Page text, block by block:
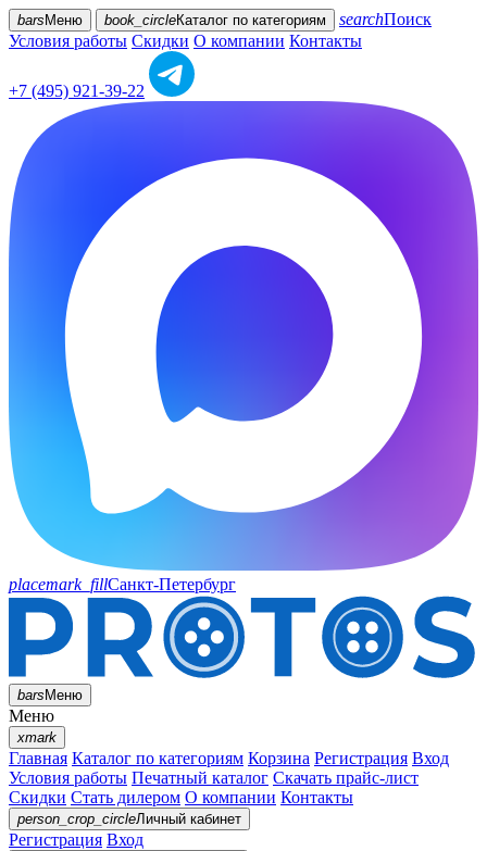
bars Меню book_circleКаталог по категориям searchПоиск
Условия работы Скидки О компании Контакты
+7 (495) 921-39-22
placemark_fillСанкт-Петербург
barsМеню
Меню
xmark
Главная Каталог по категориям Корзина Регистрация Вход
Условия работы Печатный каталог Скачать прайс-лист
Скидки Стать дилером О компании Контакты
person_crop_circleЛичный кабинет
Регистрация Вход